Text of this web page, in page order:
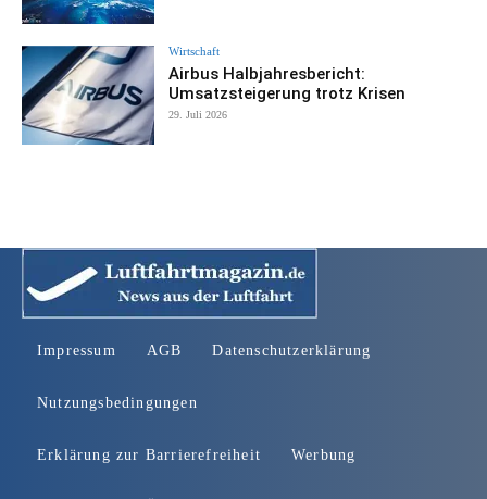
Wirtschaft
Airbus Halbjahresbericht:
Umsatzsteigerung trotz Krisen
29. Juli 2026
Impressum AGB Datenschutzerklärung
Nutzungsbedingungen
Erklärung zur Barrierefreiheit Werbung